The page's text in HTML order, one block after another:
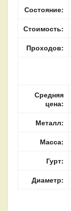
Состояние:
Стоимость:
Проходов:
Средняя
цена:
Металл:
Масса:
Гурт:
Диаметр: